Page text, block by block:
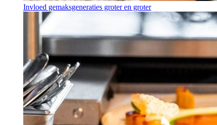
Invloed gemaksgeneraties groter en groter